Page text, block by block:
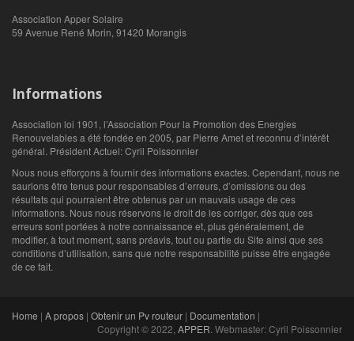
Association Apper Solaire
59 Avenue René Morin, 91420 Morangis
Informations
Association loi 1901, l’Association Pour la Promotion des Energies
Renouvelables a été fondée en 2005, par Pierre Amet et reconnu d’intérêt
général. Président Actuel: Cyril Poissonnier
Nous nous efforçons à fournir des informations exactes. Cependant, nous ne
saurions être tenus pour responsables d’erreurs, d’omissions ou des
résultats qui pourraient être obtenus par un mauvais usage de ces
informations. Nous nous réservons le droit de les corriger, dès que ces
erreurs sont portées à notre connaissance et, plus généralement, de
modifier, à tout moment, sans préavis, tout ou partie du Site ainsi que ses
conditions d’utilisation, sans que notre responsabilité puisse être engagée
de ce fait.
Home | A propos | Obtenir un Pv routeur | Documentation |
Copyright © 2022, APPER . Webmaster: Cyril Poissonnier